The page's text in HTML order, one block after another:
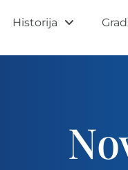
Historija